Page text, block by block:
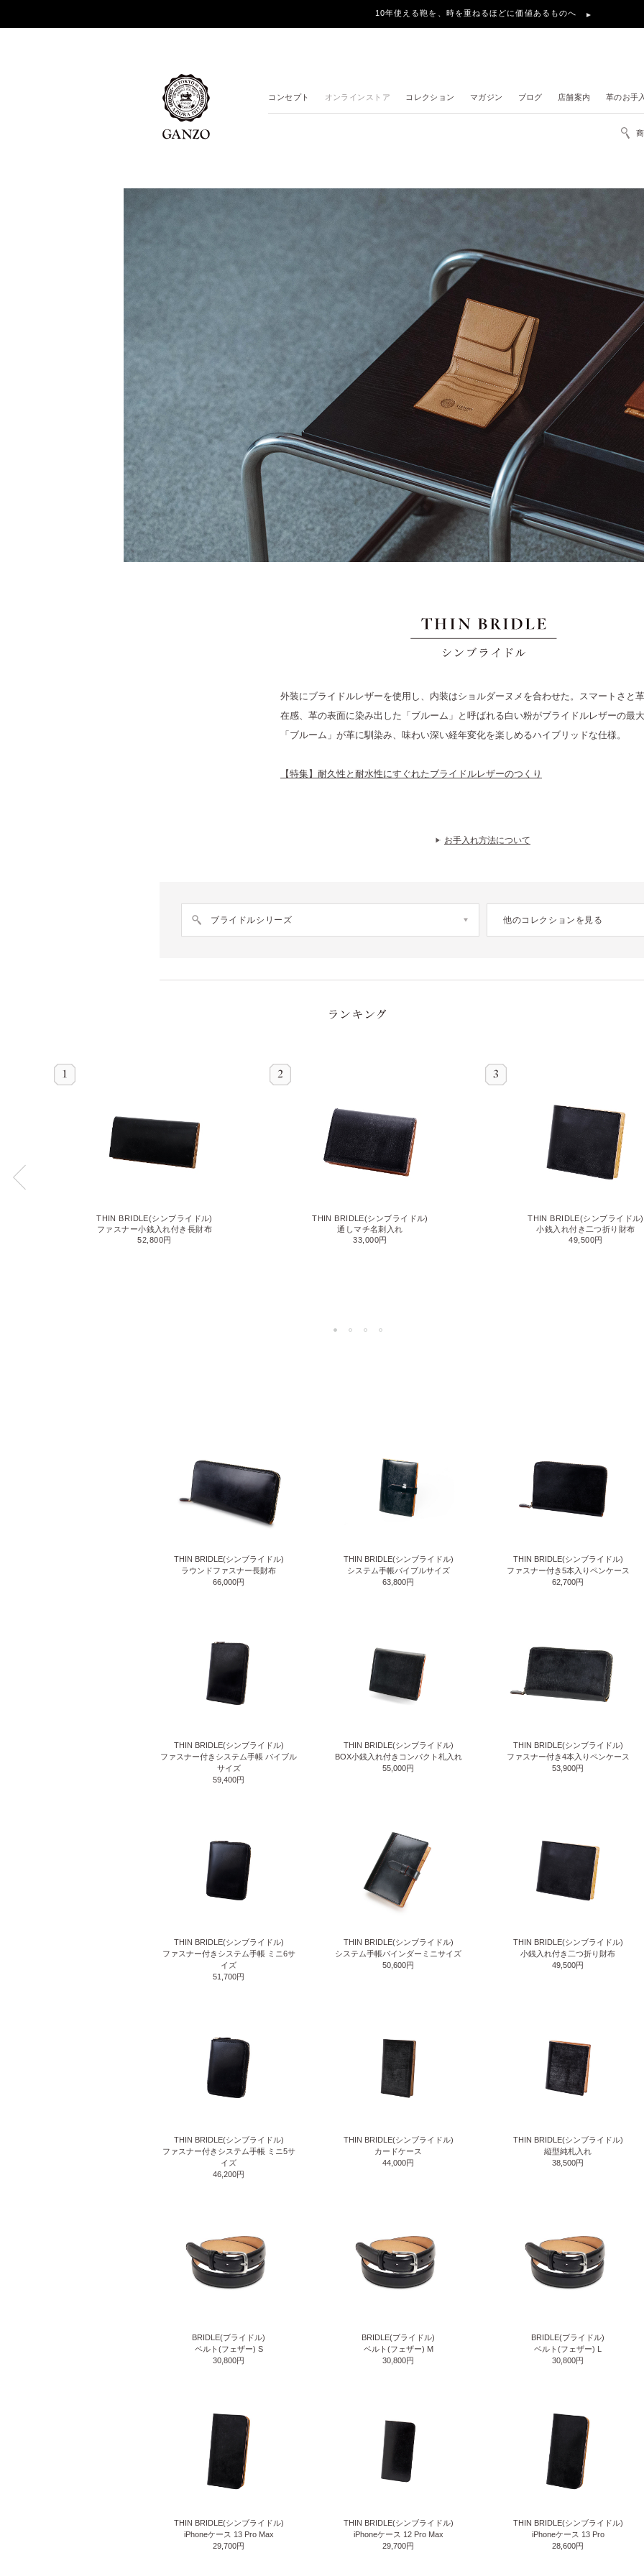
10年使える鞄を、時を重ねるほどに価値あるものへ
コンセプト オンラインストア コレクション マガジン ブログ 店舗案内 革のお手
外装にブライドルレザーを使用し、内装はショルダーヌメを合わせた。スマートさと
在感、革の表面に染み出した「ブルーム」と呼ばれる白い粉がブライドルレザーの最大
「ブルーム」が革に馴染み、味わい深い経年変化を楽しめるハイブリッドな仕様。
【特集】耐久性と耐水性にすぐれたブライドルレザーのつくり
お手入れ方法について
ブライドルシリーズ 他のコレクションを見る
THIN BRIDLE(シンブライドル)
ファスナー小銭入れ付き長財布
52,800円
THIN BRIDLE(シンブライドル)
通しマチ名刺入れ
33,000円
THIN BRIDLE(シンブライドル)
小銭入れ付き二つ折り財布
49,500円
THIN BRIDLE(シンブライドル)
ラウンドファスナー長財布
66,000円
THIN BRIDLE(シンブライドル)
システム手帳バイブルサイズ
63,800円
THIN BRIDLE(シンブライドル)
ファスナー付き5本入りペンケース
62,700円
THIN BRIDLE(シンブライドル)
ファスナー付きシステム手帳 バイブル
サイズ
59,400円
THIN BRIDLE(シンブライドル)
BOX小銭入れ付きコンパクト札入れ
55,000円
THIN BRIDLE(シンブライドル)
ファスナー付き4本入りペンケース
53,900円
THIN BRIDLE(シンブライドル)
ファスナー付きシステム手帳 ミニ6サ
イズ
51,700円
THIN BRIDLE(シンブライドル)
システム手帳バインダーミニサイズ
50,600円
THIN BRIDLE(シンブライドル)
小銭入れ付き二つ折り財布
49,500円
THIN BRIDLE(シンブライドル)
ファスナー付きシステム手帳 ミニ5サ
イズ
46,200円
THIN BRIDLE(シンブライドル)
カードケース
44,000円
THIN BRIDLE(シンブライドル)
縦型純札入れ
38,500円
BRIDLE(ブライドル)
ベルト(フェザー) S
30,800円
BRIDLE(ブライドル)
ベルト(フェザー) M
30,800円
BRIDLE(ブライドル)
ベルト(フェザー) L
30,800円
THIN BRIDLE(シンブライドル)
iPhoneケース 13 Pro Max
29,700円
THIN BRIDLE(シンブライドル)
iPhoneケース 12 Pro Max
29,700円
THIN BRIDLE(シンブライドル)
iPhoneケース 13 Pro
28,600円